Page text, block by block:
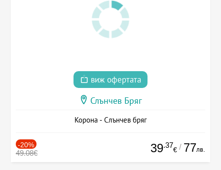
виж офертата
Слънчев Бряг
Корона - Слънчев бряг
-20%
49.08€ 39.37
€ / 77лв.